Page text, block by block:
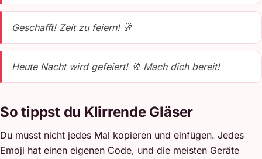
Geschafft! Zeit zu feiern! 🥂
Heute Nacht wird gefeiert! 🥂 Mach dich bereit!
So tippst du Klirrende Gläser
Du musst nicht jedes Mal kopieren und einfügen. Jedes
Emoji hat einen eigenen Code, und die meisten Geräte